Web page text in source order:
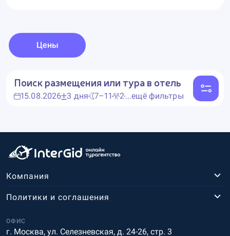
Цены
Поиск размещения или тура в отель
15.08.2026 3 дня 7–11 2...ещё фильтры
Компания
ОФИС
г. Москва, ул. Селезневская, д. 24-26, стр. 3
Политики и соглашения